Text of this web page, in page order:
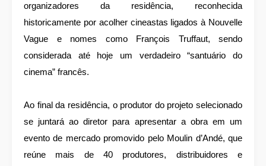
organizadores da residência, reconhecida
historicamente por acolher cineastas ligados à Nouvelle
Vague e nomes como François Truffaut, sendo
considerada até hoje um verdadeiro “santuário do
cinema” francês.
Ao final da residência, o produtor do projeto selecionado
se juntará ao diretor para apresentar a obra em um
evento de mercado promovido pelo Moulin d’Andé, que
reúne mais de 40 produtores, distribuidores e